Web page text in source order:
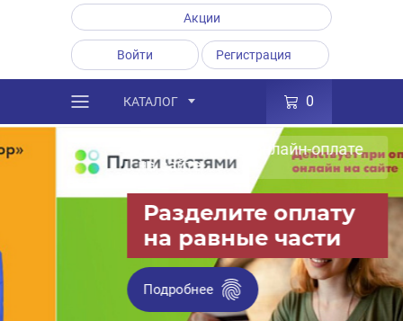
Акции
Войти Регистрация
КАТАЛОГ 0
Действует при онлайн-оплате
на сайте
Разделите оплату
на равные части
Подробнее